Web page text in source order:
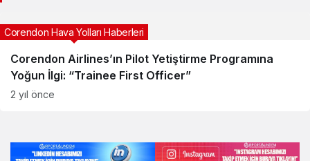
Trainee
First
Officer
Corendon Airlines’ın Pilot Yetiştirme Programına
Yoğun İlgi: “Trainee First Officer”
Corendon Hava Yolları Haberleri
2 yıl önce